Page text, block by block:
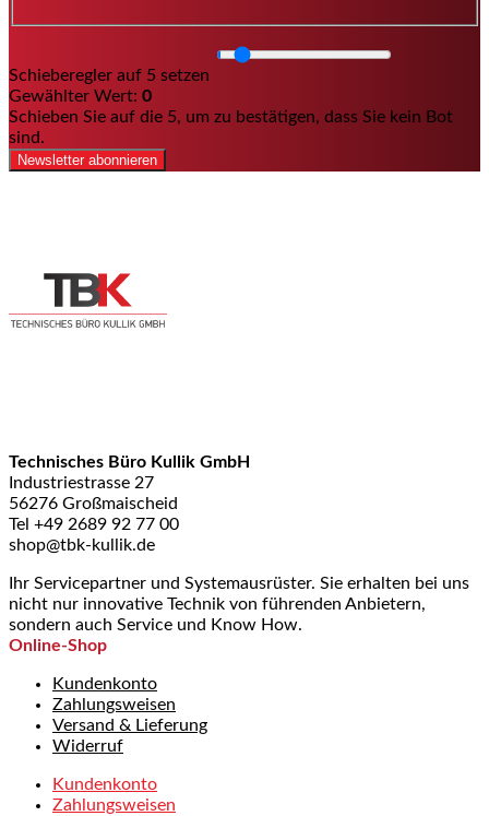
Schieberegler auf 5 setzen
Gewählter Wert: 0
Schieben Sie auf die 5, um zu bestätigen, dass Sie kein Bot
sind.
Newsletter abonnieren
Technisches Büro Kullik GmbH
Industriestrasse 27
56276 Großmaischeid
Tel +49 2689 92 77 00
shop@tbk-kullik.de
Ihr Servicepartner und Systemausrüster. Sie erhalten bei uns
nicht nur innovative Technik von führenden Anbietern,
sondern auch Service und Know How.
Online-Shop
Kundenkonto
Zahlungsweisen
Versand & Lieferung
Widerruf
Kundenkonto
Zahlungsweisen